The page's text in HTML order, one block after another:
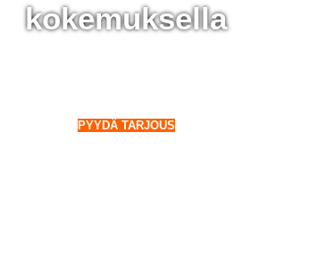
kokemuksella
PYYDÄ TARJOUS